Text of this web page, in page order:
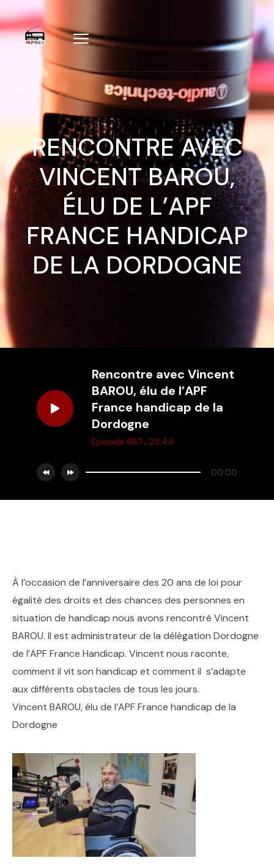
RENCONTRE AVEC
VINCENT BAROU,
ÉLU DE L’APF
FRANCE HANDICAP
DE LA DORDOGNE
Rencontre avec Vincent
BAROU, élu de l’APF
France handicap de la
Dordogne
Episode 667 . 25:44
00:00
À l’occasion de l’anniversaire des 20 ans de loi pour
égalité des droits et des chances des personnes en
situation de handicap nous avons rencontré Vincent
BAROU. Il est administrateur de la délégation Dordogne
de l’APF France Handicap. Vincent nous raconte,
comment il vit son handicap et comment il s’adapte
aux différents obstacles de tous les jours.
Vincent BAROU, élu de l’APF France handicap de la
Dordogne